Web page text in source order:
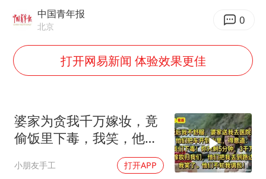
“中国蔬菜之乡”最高温达41.8℃
段绚竞因公牺牲 年仅44岁
27岁女子成组织卖淫集团主犯被通缉
97岁英国奶奶飞上天再破吉尼斯纪录
女子开一天一夜空调后二氧化碳中毒
中国青年报
北京 0
打开网易新闻 体验效果更佳
婆家为贪我千万嫁妆，竟
偷饭里下毒，我笑，他们
小朋友手工 打开APP